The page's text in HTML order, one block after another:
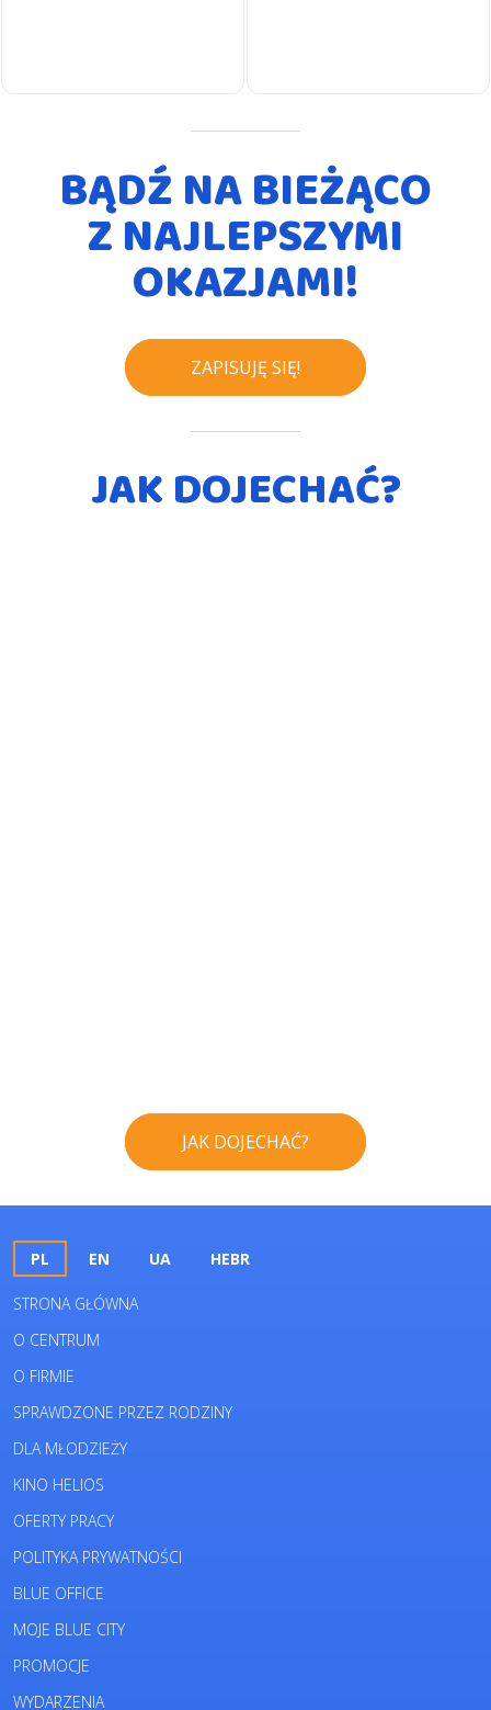
BĄDŹ NA BIEŻĄCO
Z NAJLEPSZYMI
OKAZJAMI!
ZAPISUJĘ SIĘ!
JAK DOJECHAĆ?
JAK DOJECHAĆ?
PL EN UA HEBR
STRONA GŁÓWNA
O CENTRUM
O FIRMIE
SPRAWDZONE PRZEZ RODZINY
DLA MŁODZIEŻY
KINO HELIOS
OFERTY PRACY
POLITYKA PRYWATNOŚCI
BLUE OFFICE
MOJE BLUE CITY
PROMOCJE
WYDARZENIA